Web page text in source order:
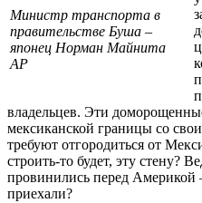
Министр транспорта в
правительстве Буша –
японец Норман Майнита
AP
владельцев. Эти
мексиканской границы со
требуют отгородиться от
строить-то будет, эту стену?
провинились перед Америкой
приехали?